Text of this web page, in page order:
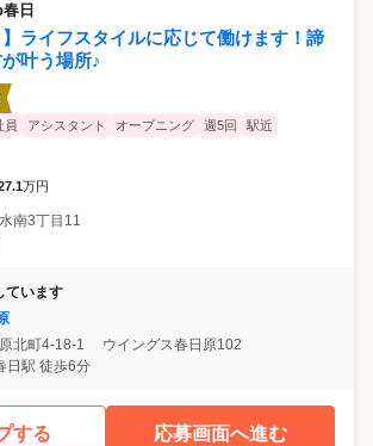
日
】ライフスタイルに応じて働けます！諦
叶う場所♪
員 アシスタント オープニング 週5回
駅近
万円
南3丁目11
ています
北町4-18-1 ウイングス春日原102
日駅 徒歩6分
する 応募画面へ進む